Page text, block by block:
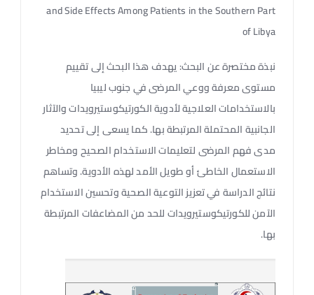
and Side Effects Among Patients in the Southern Part
of Libya
نبذة مختصرة عن البحث: يهدف هذا البحث إلى تقييم
مستوى معرفة ووعي المرضى في جنوب ليبيا
بالاستخدامات العلاجية لأدوية الكورتيكوستيرويدات والآثار
الجانبية المحتملة المرتبطة بها. كما يسعى إلى تحديد
مدى فهم المرضى لتعليمات الاستخدام الصحيح ومخاطر
الاستعمال الخاطئ أو طويل الأمد لهذه الأدوية. وتساهم
نتائج الدراسة في تعزيز التوعية الصحية وتحسين الاستخدام
الآمن للكورتيكوستيرويدات للحد من المضاعفات المرتبطة
بها.